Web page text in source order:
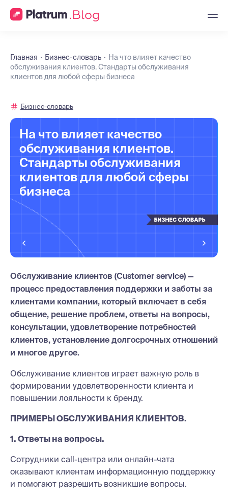
Главная Бизнес-словарь
На что влияет качество
обслуживания клиентов. Стандарты обслуживания
клиентов для любой сферы бизнеса
Бизнес-словарь
На что влияет качество
обслуживания клиентов.
Стандарты обслуживания
клиентов для любой сферы
бизнеса
Обслуживание клиентов (Customer service) —
процесс предоставления поддержки и заботы за
клиентами компании, который включает в себя
общение, решение проблем, ответы на вопросы,
консультации, удовлетворение потребностей
клиентов, установление долгосрочных отношений
и многое другое.
Обслуживание клиентов играет важную роль в
формировании удовлетворенности клиента и
повышении лояльности к бренду.
ПРИМЕРЫ ОБСЛУЖИВАНИЯ КЛИЕНТОВ.
1. Ответы на вопросы.
Сотрудники call-центра или онлайн-чата
оказывают клиентам информационную поддержку
и помогают разрешить возникшие вопросы.